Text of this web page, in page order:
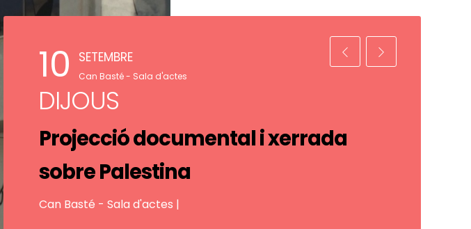
10 SETEMBRE
Can Basté - Sala d'actes
DIJOUS
Projecció documental i xerrada
sobre Palestina
Can Basté - Sala d'actes |